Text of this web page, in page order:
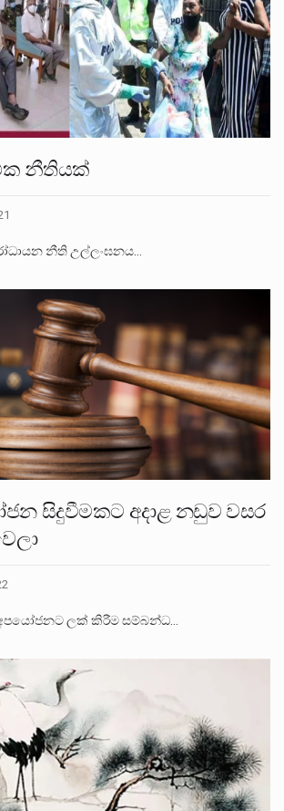
නීතියක්
නීති උල්ලංඝනය…
සිදුවීමකට අදාළ නඩුව වසර
ලක් කිරීම සම්බන්ධ…